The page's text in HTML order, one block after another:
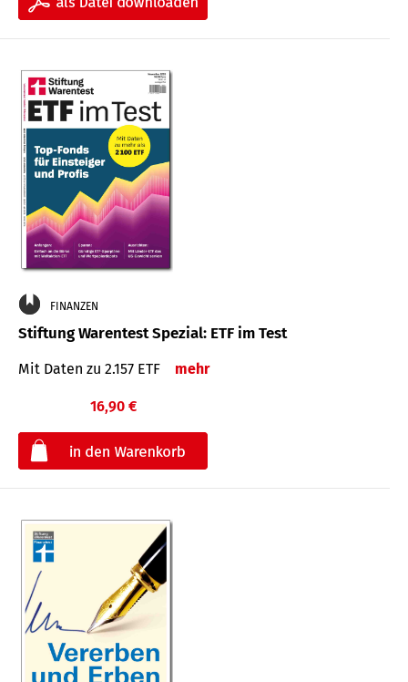
FINANZEN
Stiftung Warentest Spezial: ETF im Test
Mit Daten zu 2.157 ETF mehr
16,90 €